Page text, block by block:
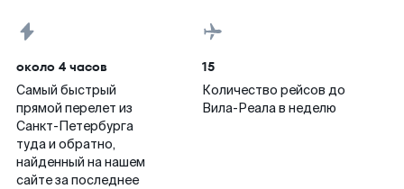
около 4 часов
Самый быстрый
прямой перелет из
Санкт-Петербурга
туда и обратно,
найденный на нашем
сайте за последнее
15
Количество рейсов до
Вила-Реала в неделю